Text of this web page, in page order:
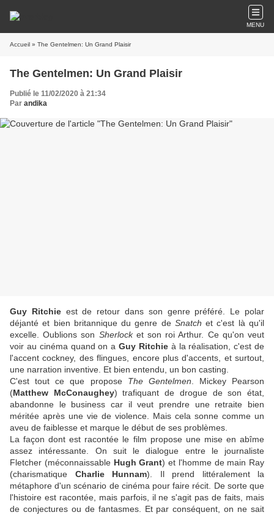
MENU
Accueil » The Gentelmen: Un Grand Plaisir
The Gentelmen: Un Grand Plaisir
Publié le 11/02/2020 à 21:34
Par andika
Guy Ritchieest de retour dans son genre préféré. Le polar
déjanté et bien britannique du genre de Snatch et c'est là qu'il
excelle. Oublions son Sherlocket son roi Arthur. Ce qu'on veut
voir au cinéma quand on a Guy Ritchieà la réalisation, c'est de
l'accent cockney, des flingues, encore plus d'accents, et surtout,
une narration inventive. Et bien entendu, un bon casting.
C'est tout ce que propose The Gentelmen . Mickey Pearson
(Matthew McConaughey) trafiquant de drogue de son état,
abandonne le business car il veut prendre une retraite bien
méritée après une vie de violence. Mais cela sonne comme un
aveu de faiblesse et marque le début de ses problèmes.
La façon dont est racontée le film propose une mise en abîme
assez intéressante. On suit le dialogue entre le journaliste
Fletcher (méconnaissable Hugh Grant) et l'homme de main Ray
(charismatique Charlie Hunnam). Il prend littéralement la
métaphore d'un scénario de cinéma pour faire récit. De sorte que
l'histoire est racontée, mais parfois, il ne s'agit pas de faits, mais
de conjectures ou de fantasmes. Et par conséquent, on ne sait